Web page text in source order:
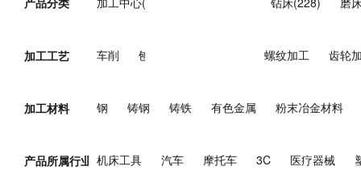
加工工艺
车削 刨削 螺纹加工 齿轮
加工材料 钢 铸钢 铸铁 有色金属 粉末冶金材料
产品所属行业 机床工具 汽车 摩托车 3C 医疗器械